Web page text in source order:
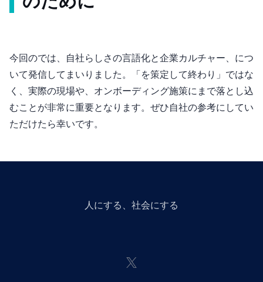
今回のnoteでは、自社らしさの言語化と企業カルチャー、MVVにつ
いて発信してまいりました。「MVVを策定して終わり」ではな
く、実際の現場や、オンボーディング施策にまで落とし込
むことが非常に重要となります。ぜひ自社の参考にしてい
ただけたら幸いです。
人にGiveする、社会にGiveする